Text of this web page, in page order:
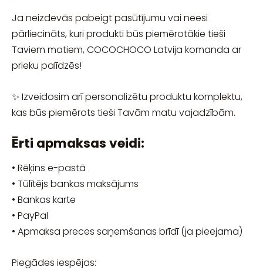
Ja neizdevās pabeigt pasūtījumu vai neesi
pārliecināts, kuri produkti būs piemērotākie tieši
Taviem matiem, COCOCHOCO Latvija komanda ar
prieku palīdzēs!
✨ Izveidosim arī personalizētu produktu komplektu,
kas būs piemērots tieši Tavām matu vajadzībām.
Ērti apmaksas veidi:
• Rēķins e-pastā
• Tūlītējs bankas maksājums
• Bankas karte
• PayPal
• Apmaksa preces saņemšanas brīdī (ja pieejama)
Piegādes iespējas: